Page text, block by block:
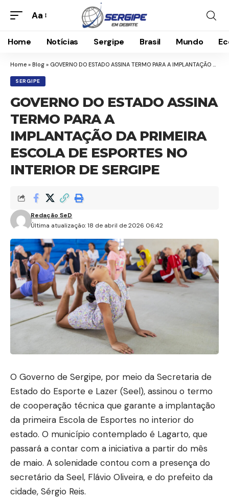
Aa
Home Notícias Sergipe Brasil Mundo
Home » Blog » GOVERNO DO ESTADO ASSINA TERMO PARA A IMPLANTAÇÃO DA PRIMEIRA ESCOLA DE ESPORTES NO INTERIOR DE SERGIPE
SERGIPE
GOVERNO DO ESTADO ASSINA
TERMO PARA A
IMPLANTAÇÃO DA PRIMEIRA
ESCOLA DE ESPORTES NO
INTERIOR DE SERGIPE
Última atualização: 18 de abril de 2026 06:42
Redação SeD
O Governo de Sergipe, por meio da Secretaria de
Estado do Esporte e Lazer (Seel), assinou o termo
de cooperação técnica que garante a implantação
da primeira Escola de Esportes no interior do
estado. O município contemplado é Lagarto, que
passará a contar com a iniciativa a partir do mês
de maio. A solenidade contou com a presença do
secretário da Seel, Flávio Oliveira, e do prefeito da
cidade, Sérgio Reis.